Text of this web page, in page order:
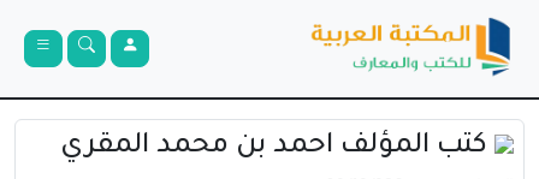
كتب المؤلف احمد بن محمد المقري